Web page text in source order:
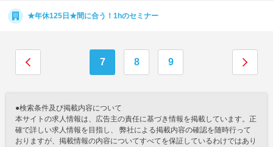
★年休125日★間に合う！1hのセミナー
7 8 9
●検索条件及び掲載内容について
本サイトの求人情報は、広告主の責任に基づき情報を掲載しています。正
確で詳しい求人情報を目指し、 弊社による掲載内容の確認を随時行って
おりますが、掲載情報の内容についてすべてを保証しているわけではあり